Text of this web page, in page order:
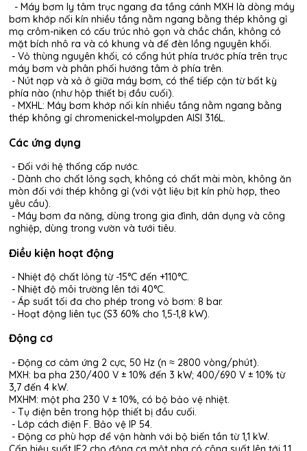
- Máy bơm ly tâm trục ngang đa tầng cánh MXH là dòng máy
bơm khớp nối kín nhiều tầng nằm ngang bằng thép không gỉ
mạ crôm-niken có cấu trúc nhỏ gọn và chắc chắn, không có
mặt bích nhô ra và có khung và đế đèn lồng nguyên khối.
- Vỏ thùng nguyên khối, có cổng hút phía trước phía trên trục
máy bơm và phân phối hướng tâm ở phía trên.
- Nút nạp và xả ở giữa máy bơm, có thể tiếp cận từ bất kỳ
phía nào (như hộp thiết bị đầu cuối).
- MXHL: Máy bơm khớp nối kín nhiều tầng nằm ngang bằng
thép không gỉ chromenickel-molypden AISI 316L.
Các ứng dụng
- Đối với hệ thống cấp nước.
- Dành cho chất lỏng sạch, không có chất mài mòn, không ăn
mòn đối với thép không gỉ (với vật liệu bịt kín phù hợp, theo
yêu cầu).
- Máy bơm đa năng, dùng trong gia đình, dân dụng và công
nghiệp, dùng trong vườn và tưới tiêu.
Điều kiện hoạt động
- Nhiệt độ chất lỏng từ -15°C đến +110°C.
- Nhiệt độ môi trường lên tới 40°C.
- Áp suất tối đa cho phép trong vỏ bơm: 8 bar.
- Hoạt động liên tục (S3 60% cho 1,5-1,8 kW).
Động cơ
- Động cơ cảm ứng 2 cực, 50 Hz (n ≈ 2800 vòng/phút).
MXH: ba pha 230/400 V ± 10% đến 3 kW; 400/690 V ± 10% từ
3,7 đến 4 kW.
MXHM: một pha 230 V ± 10%, có bộ bảo vệ nhiệt.
- Tụ điện bên trong hộp thiết bị đầu cuối.
- Lớp cách điện F. Bảo vệ IP 54.
- Động cơ phù hợp để vận hành với bộ biến tần từ 1,1 kW.